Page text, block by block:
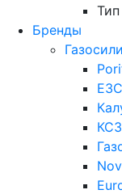
Бренды
КСЗ